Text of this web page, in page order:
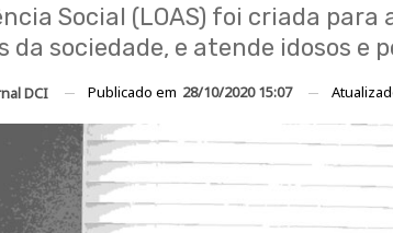
Social (LOAS) foi criada para
sociedade, e atende idosos e
DCI Publicado em 28/10/2020 15:07